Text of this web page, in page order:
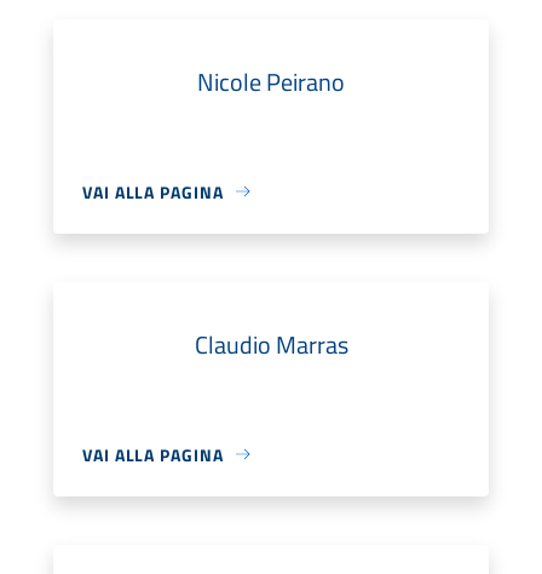
Nicole Peirano
VAI ALLA PAGINA
Claudio Marras
VAI ALLA PAGINA